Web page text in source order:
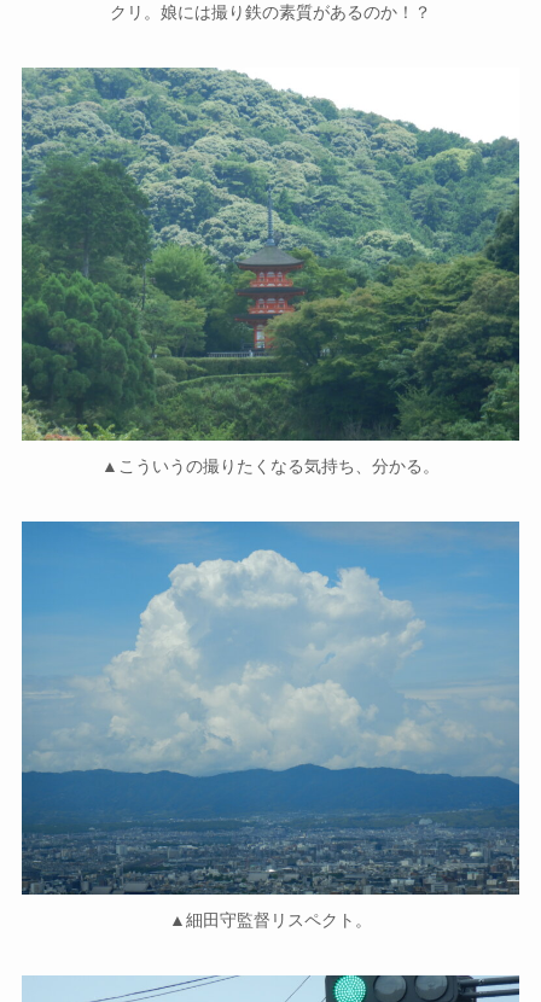
クリ。娘には撮り鉄の素質があるのか！？
▲こういうの撮りたくなる気持ち、分かる。
▲細田守監督リスペクト。